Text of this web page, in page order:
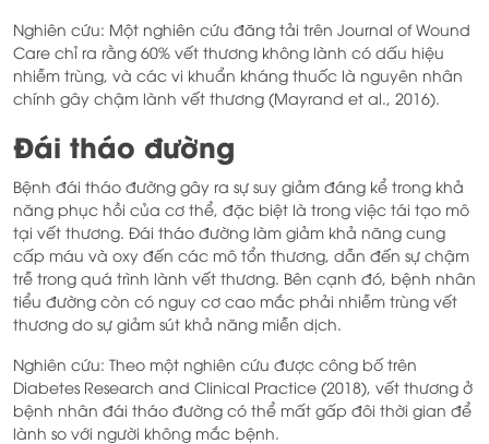
Nghiên cứu: Một nghiên cứu đăng tải trên Journal of Wound
Care chỉ ra rằng 60% vết thương không lành có dấu hiệu
nhiễm trùng, và các vi khuẩn kháng thuốc là nguyên nhân
chính gây chậm lành vết thương (Mayrand et al., 2016).
Đái tháo đường
Bệnh đái tháo đường gây ra sự suy giảm đáng kể trong khả
năng phục hồi của cơ thể, đặc biệt là trong việc tái tạo mô
tại vết thương. Đái tháo đường làm giảm khả năng cung
cấp máu và oxy đến các mô tổn thương, dẫn đến sự chậm
trễ trong quá trình lành vết thương. Bên cạnh đó, bệnh nhân
tiểu đường còn có nguy cơ cao mắc phải nhiễm trùng vết
thương do sự giảm sút khả năng miễn dịch.
Nghiên cứu: Theo một nghiên cứu được công bố trên
Diabetes Research and Clinical Practice (2018), vết thương ở
bệnh nhân đái tháo đường có thể mất gấp đôi thời gian để
lành so với người không mắc bệnh.